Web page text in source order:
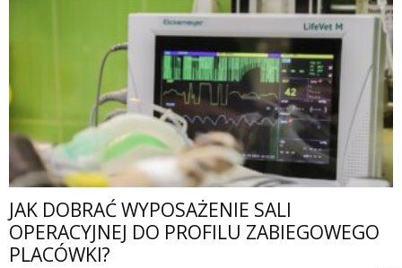
JAK DOBRAĆ WYPOSAŻENIE SALI
OPERACYJNEJ DO PROFILU ZABIEGOWEGO
PLACÓWKI?